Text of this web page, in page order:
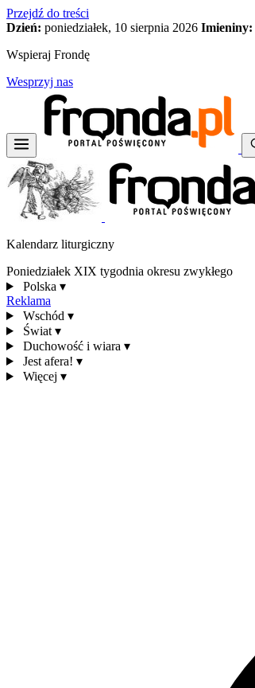
Przejdź do treści
Dzień: poniedziałek, 10 sierpnia 2026 Imieniny:
Wspieraj Frondę
Wesprzyj nas
Kalendarz liturgiczny
Poniedziałek XIX tygodnia okresu zwykłego
Polska ▾
Reklama
Wschód ▾
Świat ▾
Duchowość i wiara ▾
Jest afera! ▾
Więcej ▾